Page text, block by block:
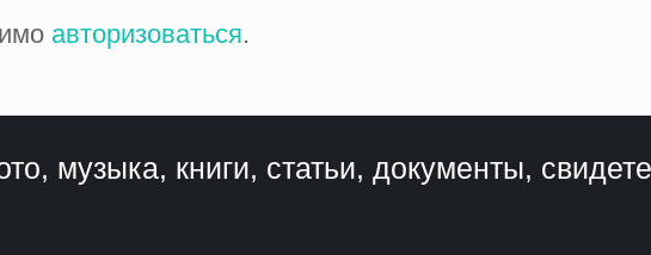
авторизоваться.
музыка, книги, статьи, документы,